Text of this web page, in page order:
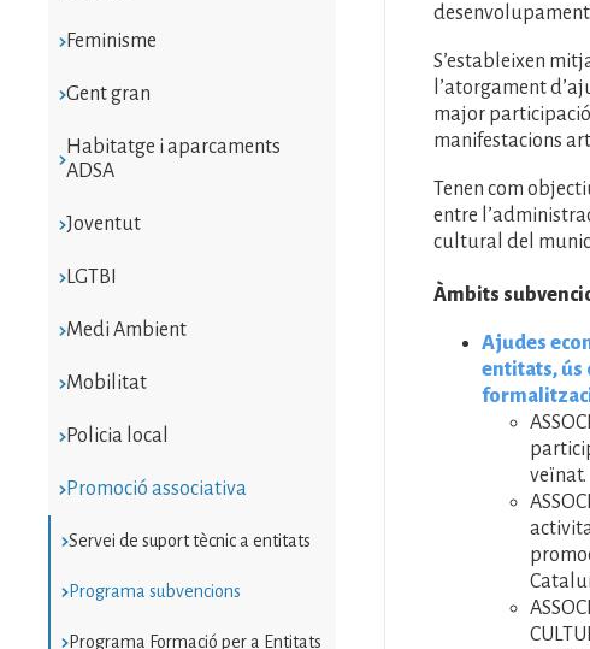
Feminisme
Gent gran
Habitatge i aparcaments
ADSA
Joventut
LGTBI
Medi Ambient
Mobilitat
Policia local
Promoció associativa
Servei de suport tècnic a entitats
Programa subvencions
Programa Formació per a Entitats
S’estableixen
l’atorgament
major
manifestacions
Tenen com
entre
cultural del
Àmbits
Ajudes
entitats, ús
veïnat.